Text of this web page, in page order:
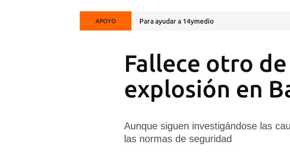
APOYO Para ayudar a 14ymedio
Fallece otro
explosión en
Aunque siguen investigándose las
las normas de seguridad